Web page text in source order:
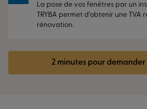
La pose de vos fenêtres par un
TRYBA permet d’obtenir une TVA
rénovation.
2 minutes pour demander